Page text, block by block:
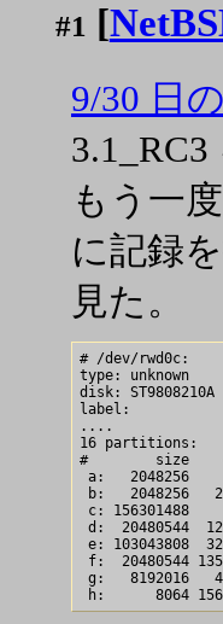
#1 [
9/30 日
もう一
に記録
見た。
# /dev/rwd0c:
type: unknown
disk:
label:
....
16 partitions:
#        size
a:   2048256
b:   2048256
c:
d:  20480544
e: 103043808
f:  20480544
g:   8192016